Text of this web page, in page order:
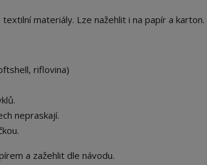
materiály. Lze nažehlit i na papír a karton.
riflovina)
nepraskají.
a zažehlit dle návodu.